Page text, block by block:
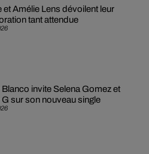
et Amélie Lens dévoilent leur
tant attendue
Blanco invite Selena Gomez et
sur son nouveau single